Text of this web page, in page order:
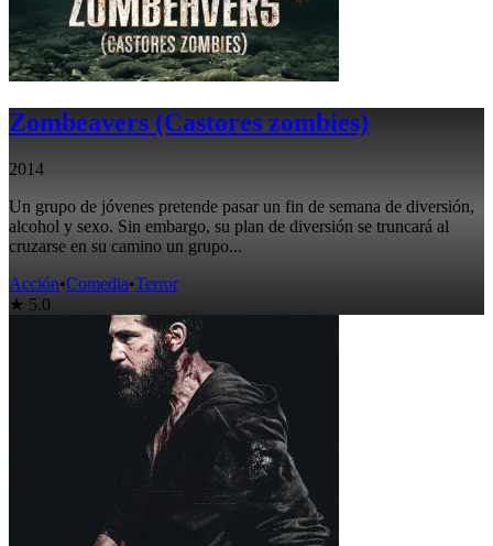
Zombeavers (Castores zombies)
2014
Un grupo de jóvenes pretende pasar un fin de semana de diversión,
alcohol y sexo. Sin embargo, su plan de diversión se truncará al
cruzarse en su camino un grupo...
Acción•Comedia•Terror
★ 5.0